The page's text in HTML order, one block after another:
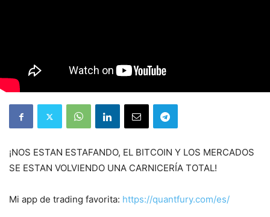
¡NOS ESTAN ESTAFANDO, EL BITCOIN Y LOS MERCADOS
SE ESTAN VOLVIENDO UNA CARNICERÍA TOTAL!
Mi app de trading favorita: https://quantfury.com/es/